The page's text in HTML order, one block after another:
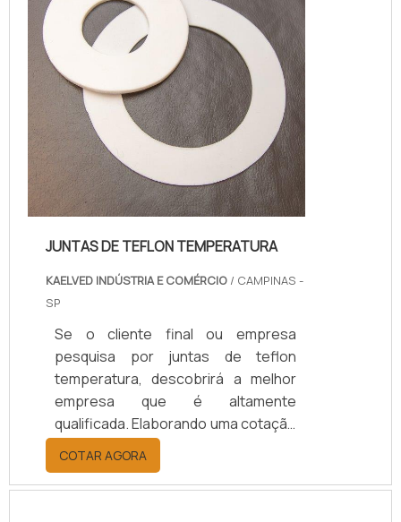
JUNTAS DE TEFLON TEMPERATURA
KAELVED INDÚSTRIA E COMÉRCIO / CAMPINAS -
SP
Se o cliente final ou empresa
pesquisa por juntas de teflon
temperatura, descobrirá a melhor
empresa que é altamente
qualificada. Elaborando uma cotação
por meio da plataforma e
descobrindo a melhor referência do
mercado.Sim, aqui é o lugar certo!
COTAR AGORA